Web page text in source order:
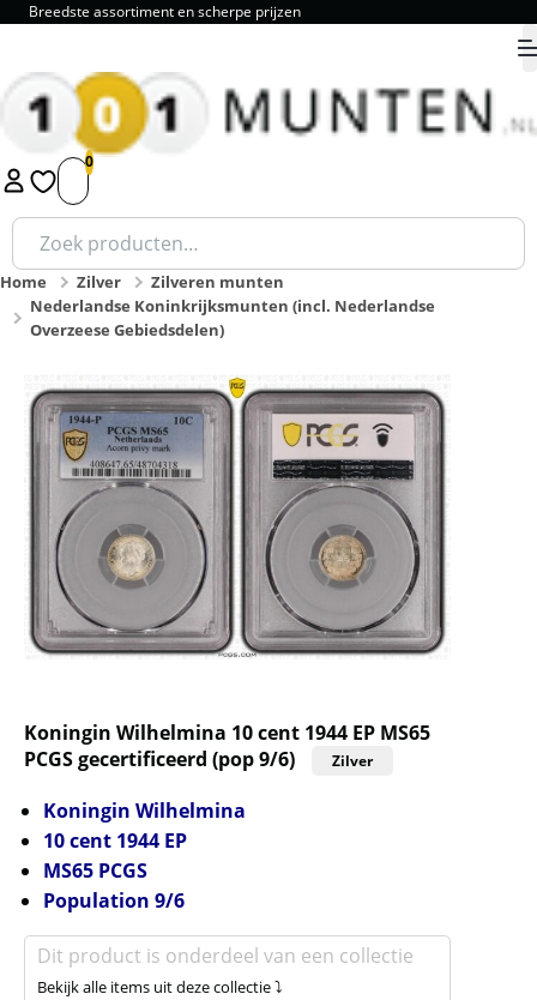
Breedste assortiment en scherpe prijzen
1 2 3 4 5 9.8
Zoeken
naar:
Home Zilver
Zilveren munten
Nederlandse Koninkrijksmunten (incl. Nederlandse
Overzeese Gebiedsdelen)
Koningin Wilhelmina 10 cent 1944 EP MS65
PCGS gecertificeerd (pop 9/6)
Zilver
Koningin Wilhelmina
10 cent 1944 EP
MS65 PCGS
Population 9/6
Dit product is onderdeel van een collectie
Bekijk alle items uit deze collectie ⤵